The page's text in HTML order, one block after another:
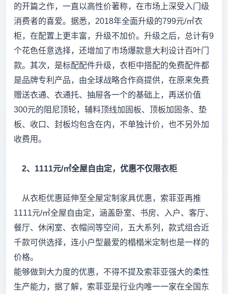
的开篇之作，一直以高性价著称，在市场上深受入门级
消费者的喜爱。据悉，2018年全面升级的799元/㎡衣
柜，在配置上更丰富，升级不加价。升级之后，总计有9
个花色任意选择，还增加了市场爆款意大利设计百叶门
款。其次，是标配配件升级，衣柜中搭配的免费配件都
是品牌专利产品，由全球战略合作商提供，在原来免费
赠送衣通、衣通托、抽屉各一个的基础上，再送价值
300元的阻尼顶轮，辅料顶线加固板、顶板加固条、垫
板、收口、封板均包含在内，不单独计价，也不另外加
收费用。
2、1111元/㎡全屋自由定，优惠不仅限衣柜
从衣柜优惠延伸至全屋定制家具优惠，索菲亚再推
1111元/㎡全屋自由定，涵盖卧室、书房、入户、客厅、
餐厅、休闲室、衣帽间等空间，五大系列，款式组合近
千款可供选择，连小户型最爱的榻榻米定制也是一样的
价格。
能够做到大力度的优惠，不得不提及索菲亚强大的柔性
生产能力，据了解，索菲亚是行业内唯一一家在全国东